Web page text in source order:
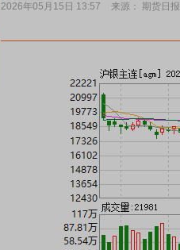
2026年05月15日 13:57 来源： 期货日报